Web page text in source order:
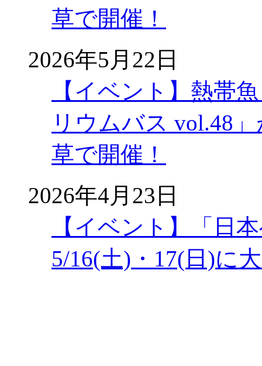
草で開催！
2026年5月22日
【イベント】熱帯
リウムバス vol.48
草で開催！
2026年4月23日
【イベント】「日
5/16(土)・17(日)に